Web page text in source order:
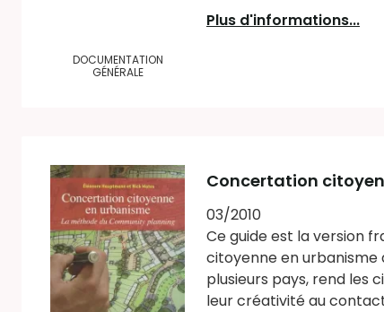
DOCUMENTATION
GÉNÉRALE
Plus d'informations...
Concertation
03/2010
Ce guide est la version
citoyenne en
plusieurs pays, rend les
leur créativité au